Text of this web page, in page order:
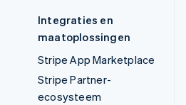
Integraties en
maatoplossingen
Stripe App Marketplace
Stripe Partner-
ecosysteem